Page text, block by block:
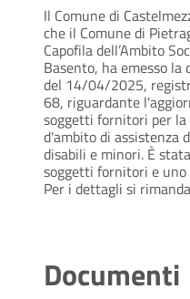
Il Comune di
che il Comune di
Capofila dell’Ambito
Basento, ha emesso
del 14/04/2025,
68, riguardante
soggetti fornitori per la
d'ambito di assistenza
disabili e minori. È
soggetti fornitori e uno
Per i dettagli si
Documenti